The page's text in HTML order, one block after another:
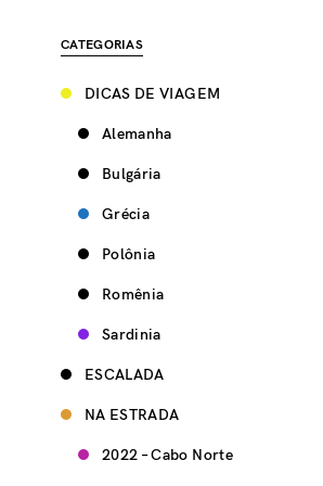
CATEGORIAS
DICAS DE VIAGEM
Alemanha
Bulgária
Grécia
Polônia
Romênia
Sardinia
ESCALADA
NA ESTRADA
2022 – Cabo Norte